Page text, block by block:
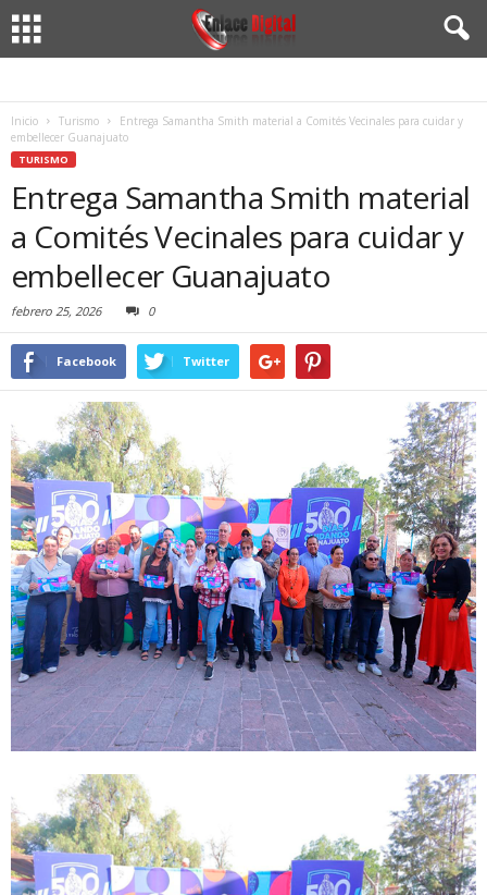
Inicio Turismo
Entrega Samantha Smith material a Comités Vecinales para cuidar y
embellecer Guanajuato
TURISMO
Entrega Samantha Smith material
a Comités Vecinales para cuidar y
embellecer Guanajuato
febrero 25, 2026 0
Facebook Twitter